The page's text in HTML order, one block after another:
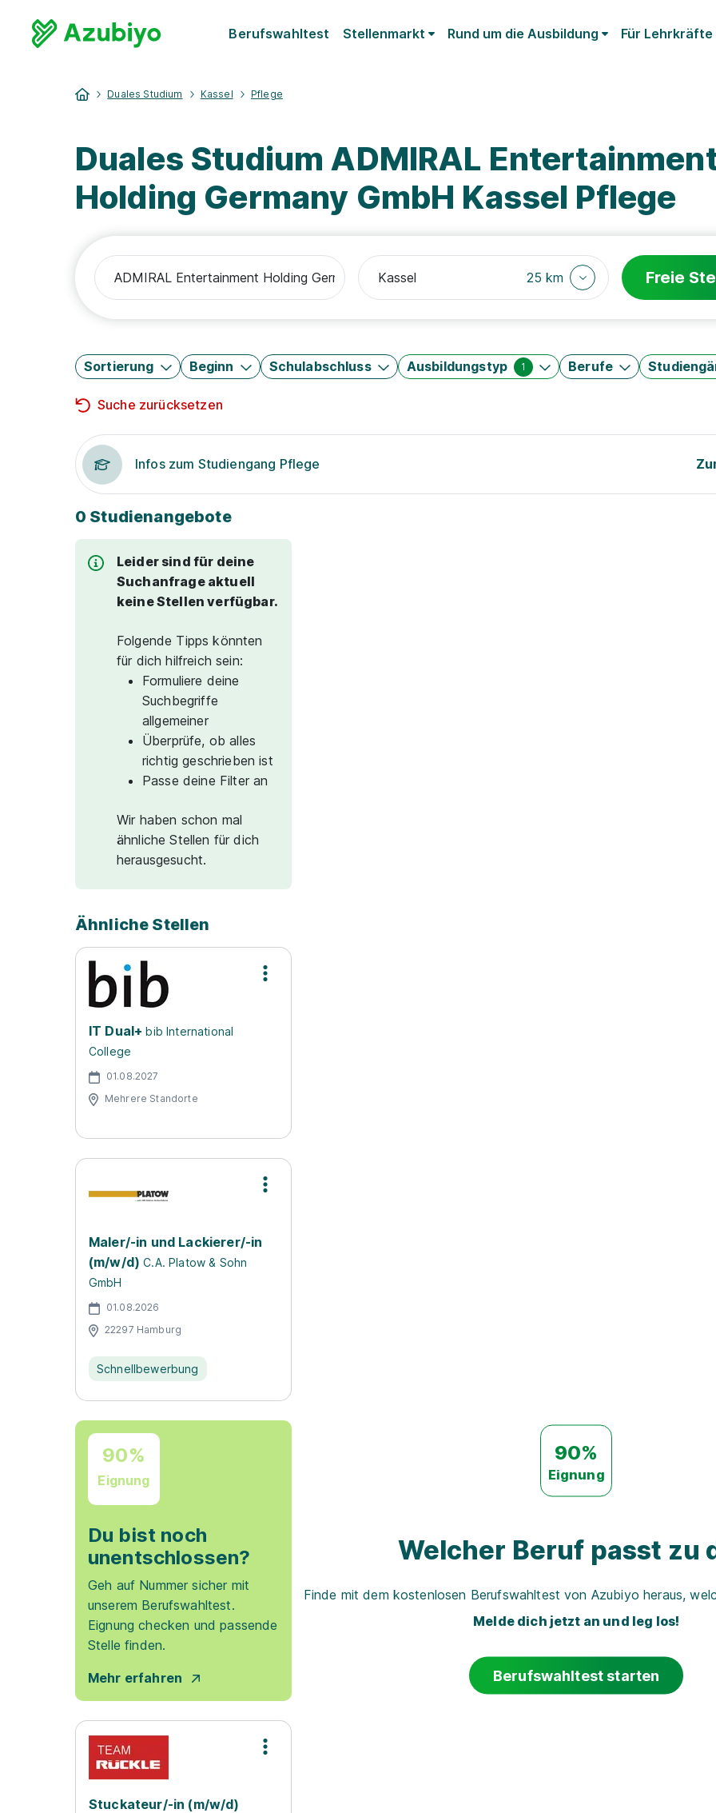
Berufswahltest Stellenmarkt Rund um die Ausbildung Für Lehrkräfte
Duales Studium Kassel Pflege
Duales Studium ADMIRAL
Holding Germany GmbH Kassel Pflege
25 km Freie
Sortierung Beginn Schulabschluss Ausbildungstyp 1 Berufe
Suche zurücksetzen
Infos zum Studiengang Pflege
0 Studienangebote
Leider sind für deine
Suchanfrage aktuell
keine Stellen verfügbar.
Folgende Tipps könnten
für dich hilfreich sein:
Formuliere deine
Suchbegriffe
allgemeiner
Überprüfe, ob alles
richtig geschrieben ist
Passe deine Filter an
Wir haben schon mal
ähnliche Stellen für dich
herausgesucht.
Ähnliche Stellen
IT Dual+ bib International
College
01.08.2027
Mehrere Standorte
Maler/-in und Lackierer/-in
(m/w/d) C.A. Platow & Sohn
GmbH
01.08.2026
22297 Hamburg
Schnellbewerbung
90%
Eignung
Du bist noch
unentschlossen?
Geh auf Nummer sicher mit
unserem Berufswahltest.
Eignung checken und passende
Stelle finden.
Mehr erfahren
Stuckateur/-in (m/w/d)
90%
Eignung
Welcher Beruf passt zu
Finde mit dem kostenlosen Berufswahltest von Azubiyo heraus,
Melde dich jetzt an und leg los!
Berufswahltest starten